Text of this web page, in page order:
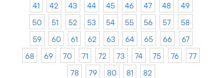
41
42 43 44 45 46 47 48
49
50
51 52 53 54 55 56 57
58
59
60 61 62 63 64 65 66
67
68
69 70 71 72 73 74 75 76
77
78
79 80 81 82